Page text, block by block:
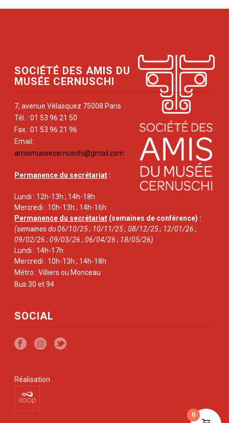
SOCIÉTÉ DES AMIS DU
MUSÉE CERNUSCHI
7, avenue Vélasquez 75008 Paris
Tél. : 01 53 96 21 50
Fax : 01 53 96 21 96
Email:
amismuseecernuschi@gmail.com
Permanence du secrétariat :
Lundi : 12h-13h ; 14h-18h
Mercredi : 10h-13h ; 14h-16h
Permanence du secrétariat (semaines de conférence) :
(semaines du 06/10/25 ; 10/11/25 ; 08/12/25 ; 12/01/26 ;
09/02/26 ; 09/03/26 ; 06/04/26 ; 18/05/26)
Lundi : 14h-17h
Mercredi : 10h-13h ; 14h-18h
Métro : Villiers ou Monceau
Bus 30 et 94
SOCIAL
Réalisation
0